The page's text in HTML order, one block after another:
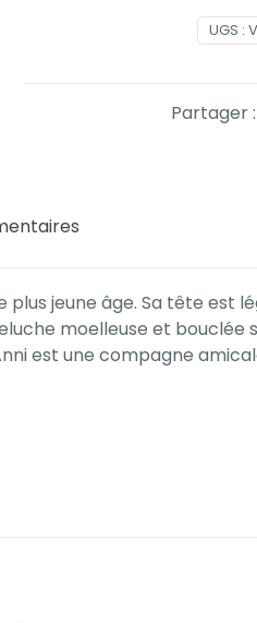
UGS :
Partager :
jeune âge. Sa tête est
moelleuse et bouclée
est une compagne